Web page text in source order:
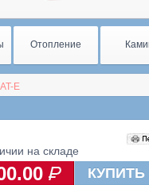
Отопление
E
на складе
КУПИТЬ